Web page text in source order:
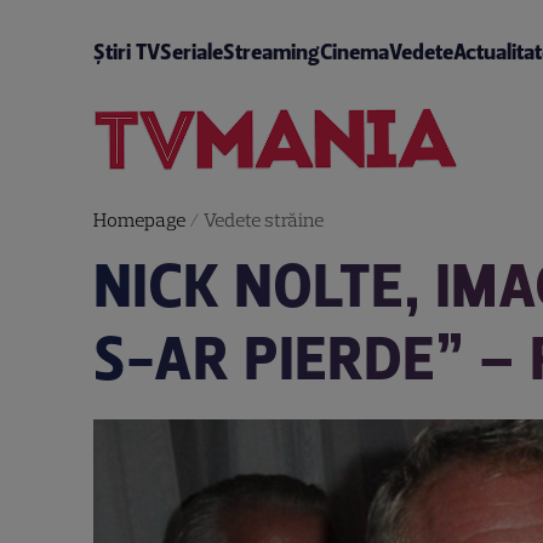
Știri TVSerialeStreamingCinemaVedete
Homepage/ Vedete străine
NICK NOLTE,
S-AR PIERDE” –